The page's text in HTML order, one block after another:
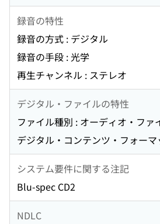
録音の特性
録音の方式 : デジタル
録音の手段 : 光学
再生チャンネル : ステレオ
デジタル・ファイルの特性
ファイル種別 : オーディオ・ファ
デジタル・コンテンツ・フォー
システム要件に関する注記
Blu-spec CD2
NDLC